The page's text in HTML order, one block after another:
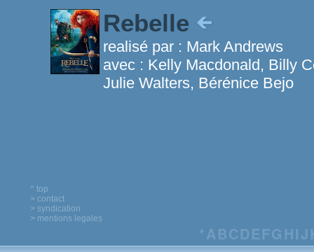
Rebelle
realisé par : Mark Andrews
avec : Kelly Macdonald, Billy
Julie Walters, Bérénice Bejo
^ top
> contact
> syndication
> mentions legales
*ABCDEFG HIJ